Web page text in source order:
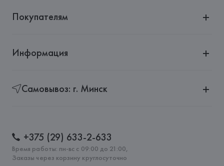
Покупателям
Информация
Самовывоз: г. Минск
+375 (29) 633-2-633
Время работы: пн-вс с 09:00 до 21:00,
Заказы через корзину круглосуточно